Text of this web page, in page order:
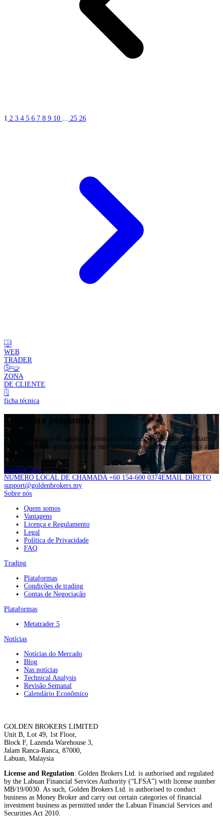
1 2 3 4 5 6 7 8 9 10 ... 25 26
WEB
TRADER
ZONA
DE CLIENTE
ficha técnica
Tem uma pergunta?
As nossas equipas de apoio ao cliente multilingues e dedicadas trabalham
24/5,fornecendo apoio a todas as suas necessidades de trading, ao mais alto
nível possível.
Contacte-nos
NÚMERO LOCAL DE CHAMADA +60 154-600 0374EMAIL DIRETO
support@goldenbrokers.my
Sobre nós
Quem somos
Vantagens
Licença e Regulamento
Legal
Política de Privacidade
FAQ
Trading
Plataformas
Condições de trading
Contas de Negociação
Plataformas
Metatrader 5
Notícias
Notícias do Mercado
Blog
Nas notícias
Technical Analysis
Revisão Semanal
Calendário Econômico
GOLDEN BROKERS LIMITED
Unit B, Lot 49, 1st Floor,
Block F, Lazenda Warehouse 3,
Jalam Ranca-Ranca, 87000,
Labuan, Malaysia
License and Regulation: Golden Brokers Ltd. is authorised and regulated
by the Labuan Financial Services Authority (“LFSA”) with license number
MB/19/0030. As such, Golden Brokers Ltd. is authorised to conduct
business as Money Broker and carry out certain categories of financial
investment business as permitted under the Labuan Financial Services and
Securities Act 2010.